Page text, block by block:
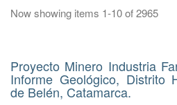
Now showing items 1-10 of 2965
Proyecto Minero Industria
Informe Geológico, Distrito
de Belén, Catamarca.